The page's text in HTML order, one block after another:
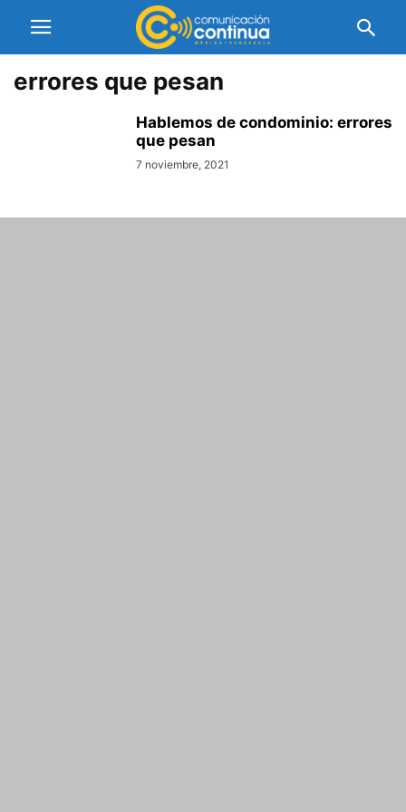
errores que pesan
Hablemos de condominio: errores
que pesan
7 noviembre, 2021